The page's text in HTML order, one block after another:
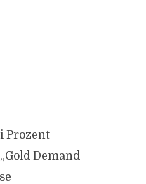
Prozent
Demand